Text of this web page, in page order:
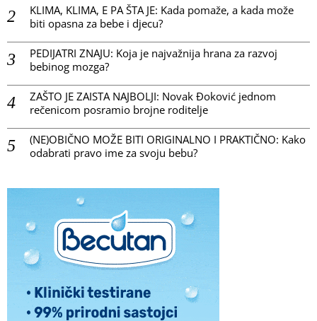
KLIMA, KLIMA, E PA ŠTA JE: Kada pomaže, a kada može
biti opasna za bebe i djecu?
PEDIJATRI ZNAJU: Koja je najvažnija hrana za razvoj
bebinog mozga?
ZAŠTO JE ZAISTA NAJBOLJI: Novak Đoković jednom
rečenicom posramio brojne roditelje
(NE)OBIČNO MOŽE BITI ORIGINALNO I PRAKTIČNO: Kako
odabrati pravo ime za svoju bebu?